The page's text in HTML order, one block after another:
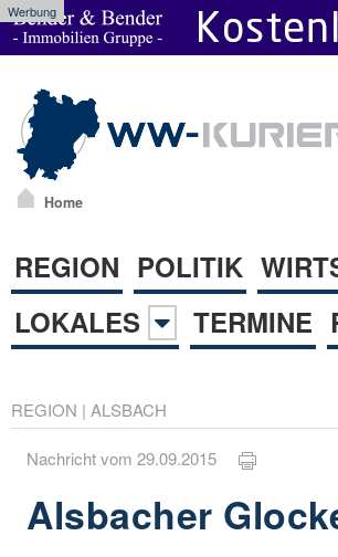
Werbung
Home
REGION POLITIK
LOKALES
TERMINE
REGION | ALSBACH
Nachricht vom 29.09.2015
Alsbacher